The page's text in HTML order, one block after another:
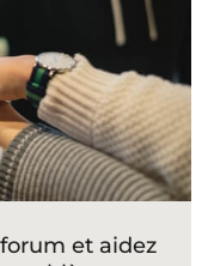
et aidez